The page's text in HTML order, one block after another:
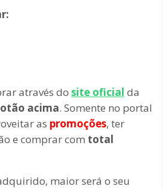
:
através do site oficial da
acima. Somente no portal
as promoções, ter
e comprar com total
maior será o seu